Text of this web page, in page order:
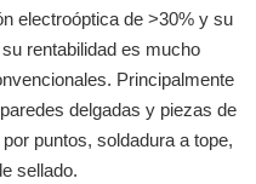
electroóptica de >30% y su
rentabilidad es mucho
Principalmente
delgadas y piezas de
puntos, soldadura a tope,
sellado.